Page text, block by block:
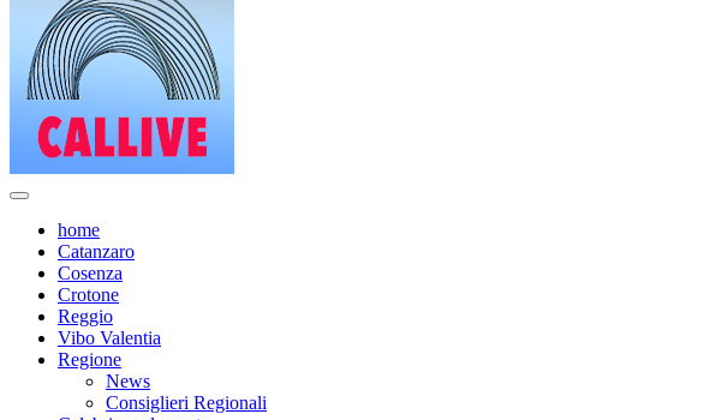
home
Catanzaro
Cosenza
Crotone
Reggio
Vibo Valentia
Regione
News
Consiglieri Regionali